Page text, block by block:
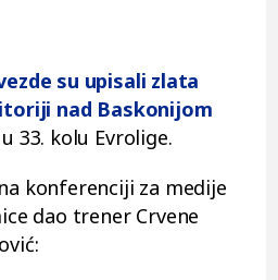
su upisali zlata
nad Baskonijom
33. kolu Evrolige.
konferenciji za medije
dao trener Crvene